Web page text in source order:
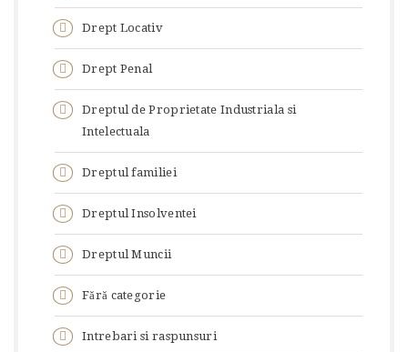
Drept Locativ
Drept Penal
Dreptul de Proprietate Industriala si
Intelectuala
Dreptul familiei
Dreptul Insolventei
Dreptul Muncii
Fără categorie
Intrebari si raspunsuri